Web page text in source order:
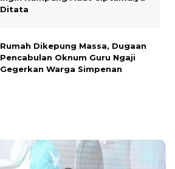
Ditata
Rumah Dikepung Massa, Dugaan
Pencabulan Oknum Guru Ngaji
Gegerkan Warga Simpenan